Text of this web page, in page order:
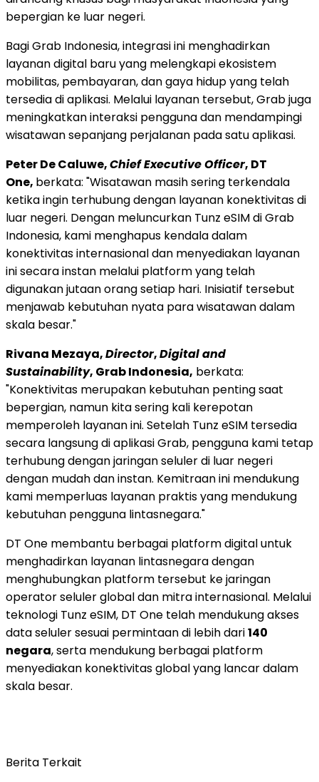
bepergian ke luar negeri.
Bagi Grab Indonesia, integrasi ini menghadirkan
layanan digital baru yang melengkapi ekosistem
mobilitas, pembayaran, dan gaya hidup yang telah
tersedia di aplikasi. Melalui layanan tersebut, Grab juga
meningkatkan interaksi pengguna dan mendampingi
wisatawan sepanjang perjalanan pada satu aplikasi.
Peter De Caluwe,Chief Executive Officer, DT
One, berkata: "Wisatawan masih sering terkendala
ketika ingin terhubung dengan layanan konektivitas di
luar negeri. Dengan meluncurkan Tunz eSIM di Grab
Indonesia, kami menghapus kendala dalam
konektivitas internasional dan menyediakan layanan
ini secara instan melalui platform yang telah
digunakan jutaan orang setiap hari. Inisiatif tersebut
menjawab kebutuhan nyata para wisatawan dalam
skala besar."
Rivana Mezaya,Director,Digital and
Sustainability, Grab Indonesia, berkata:
"Konektivitas merupakan kebutuhan penting saat
bepergian, namun kita sering kali kerepotan
memperoleh layanan ini. Setelah Tunz eSIM tersedia
secara langsung di aplikasi Grab, pengguna kami tetap
terhubung dengan jaringan seluler di luar negeri
dengan mudah dan instan. Kemitraan ini mendukung
kami memperluas layanan praktis yang mendukung
kebutuhan pengguna lintasnegara."
DT One membantu berbagai platform digital untuk
menghadirkan layanan lintasnegara dengan
menghubungkan platform tersebut ke jaringan
operator seluler global dan mitra internasional. Melalui
teknologi Tunz eSIM, DT One telah mendukung akses
data seluler sesuai permintaan di lebih dari140
negara, serta mendukung berbagai platform
menyediakan konektivitas global yang lancar dalam
skala besar.
Berita Terkait